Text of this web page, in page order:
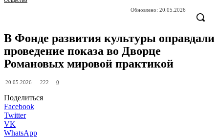
Обновлено: 20.05.2026
В Фонде развития культуры оправдали
проведение показа во Дворце
Романовых мировой практикой
20.05.2026 222 0
Поделиться
Facebook
Twitter
VK
WhatsApp